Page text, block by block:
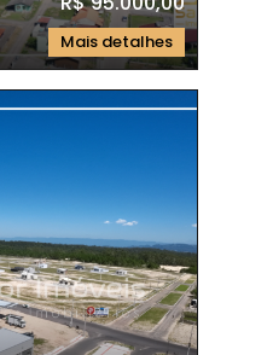
Mais detalhes